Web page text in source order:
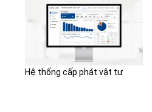
Hệ thống cấp phát vật tư